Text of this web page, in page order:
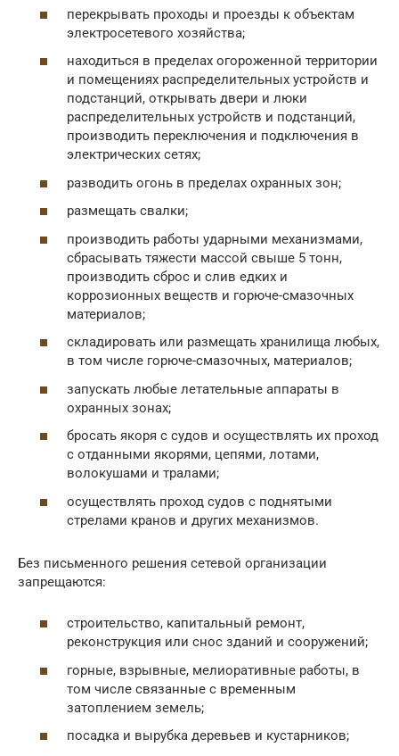
перекрывать проходы и проезды к объектам
электросетевого хозяйства;
находиться в пределах огороженной территории
и помещениях распределительных устройств и
подстанций, открывать двери и люки
распределительных устройств и подстанций,
производить переключения и подключения в
электрических сетях;
разводить огонь в пределах охранных зон;
размещать свалки;
производить работы ударными механизмами,
сбрасывать тяжести массой свыше 5 тонн,
производить сброс и слив едких и
коррозионных веществ и горюче-смазочных
материалов;
складировать или размещать хранилища любых,
в том числе горюче-смазочных, материалов;
запускать любые летательные аппараты в
охранных зонах;
бросать якоря с судов и осуществлять их проход
с отданными якорями, цепями, лотами,
волокушами и тралами;
осуществлять проход судов с поднятыми
стрелами кранов и других механизмов.
Без письменного решения сетевой организации
запрещаются:
строительство, капитальный ремонт,
реконструкция или снос зданий и сооружений;
горные, взрывные, мелиоративные работы, в
том числе связанные с временным
затоплением земель;
посадка и вырубка деревьев и кустарников;